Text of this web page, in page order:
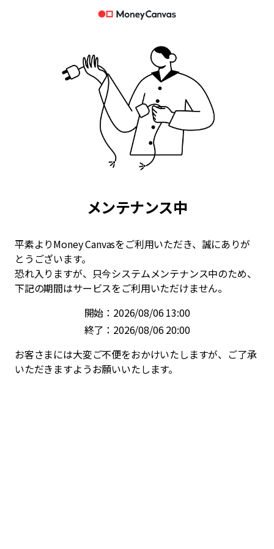
メンテナンス中
平素よりMoney Canvasをご利用いただき、誠にありが
とうございます。
恐れ入りますが、只今システムメンテナンス中のため、
下記の期間はサービスをご利用いただけません。
開始：2026/08/06 13:00
終了：2026/08/06 20:00
お客さまには大変ご不便をおかけいたしますが、ご了承
いただきますようお願いいたします。